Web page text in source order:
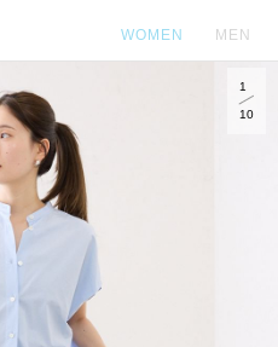
WOMEN MEN
1
10